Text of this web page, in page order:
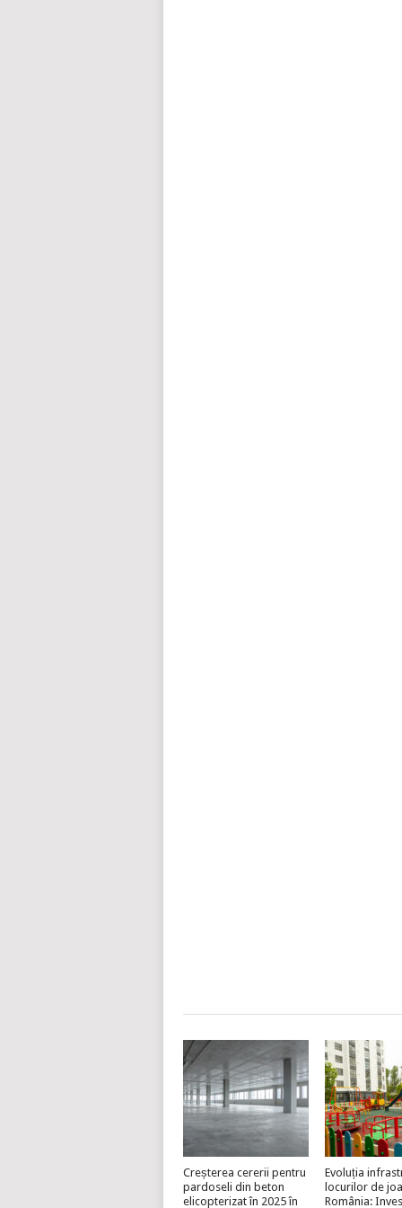
Creșterea cererii pentru
pardoseli din beton
elicopterizat în 2025 în
Evoluția
locurilor de
România: